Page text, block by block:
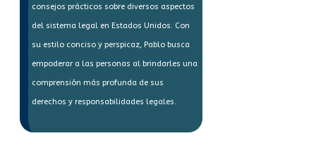
consejos prácticos sobre diversos aspectos
del sistema legal en Estados Unidos. Con
su estilo conciso y perspicaz, Pablo busca
empoderar a las personas al brindarles una
comprensión más profunda de sus
derechos y responsabilidades legales.